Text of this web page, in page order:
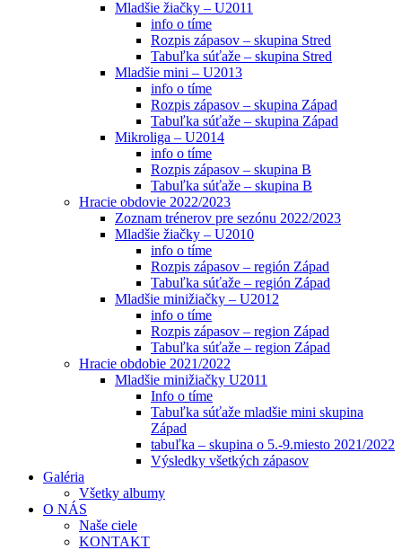
Mladšie žiačky – U2011
info o tíme
Rozpis zápasov – skupina Stred
Tabuľka súťaže – skupina Stred
Mladšie mini – U2013
info o tíme
Rozpis zápasov – skupina Západ
Tabuľka súťaže – skupina Západ
Mikroliga – U2014
info o tíme
Rozpis zápasov – skupina B
Tabuľka súťaže – skupina B
Hracie obdovie 2022/2023
Zoznam trénerov pre sezónu 2022/2023
Mladšie žiačky – U2010
info o tíme
Rozpis zápasov – región Západ
Tabuľka súťaže – región Západ
Mladšie minižiačky – U2012
info o tíme
Rozpis zápasov – region Západ
Tabuľka súťaže – region Západ
Hracie obdobie 2021/2022
Mladšie minižiačky U2011
Info o tíme
Tabuľka súťaže mladšie mini skupina
Západ
tabuľka – skupina o 5.-9.miesto 2021/2022
Výsledky všetkých zápasov
Galéria
Všetky albumy
O NÁS
Naše ciele
KONTAKT